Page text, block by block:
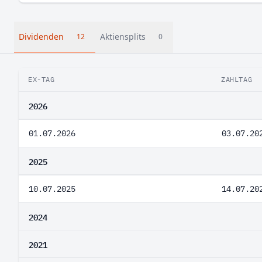
Dividenden 12 Aktiensplits 0
EX-TAG ZAHLTAG
2026
01.07.2026
2025
10.07.2025
2024
2021